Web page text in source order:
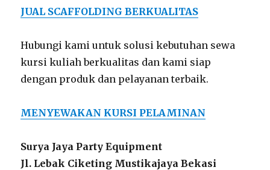
JUAL SCAFFOLDING BERKUALITAS
Hubungi kami untuk solusi kebutuhan sewa
kursi kuliah berkualitas dan kami siap
dengan produk dan pelayanan terbaik.
MENYEWAKAN KURSI PELAMINAN
Surya Jaya Party Equipment
Jl. Lebak Ciketing Mustikajaya Bekasi